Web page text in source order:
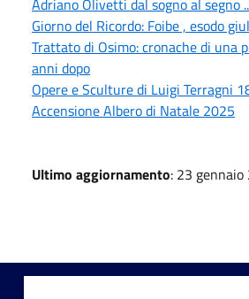
Giorno del Ricordo: Foibe , esodo
Trattato di Osimo: cronache di una
anni dopo
Opere e Sculture di Luigi Terragni
Accensione Albero di Natale 2025
Ultimo aggiornamento: 23